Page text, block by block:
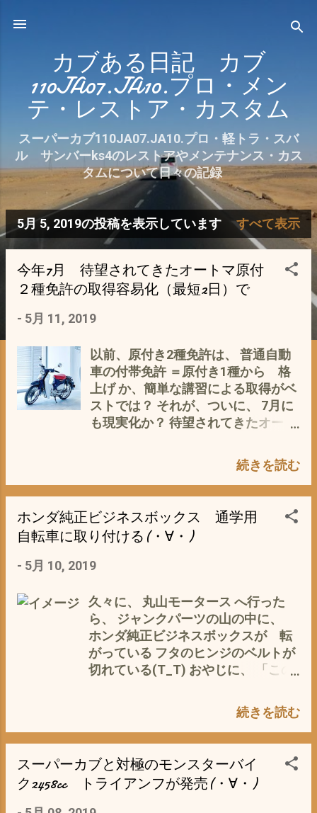
カブある日記 カブ
110JA07.JA10.プロ・メン
テ・レストア・カスタム
スーパーカブ110JA07.JA10.プロ・軽トラ・スバ
ル サンバーks4のレストアやメンテナンス・カス
タムについて日々の記録
投
稿
5月 5, 2019の投稿を表示しています すべて表示
今年7月 待望されてきたオートマ原付
２種免許の取得容易化（最短2日）で
- 5月 11, 2019
以前、原付き2種免許は、 普通自動
車の付帯免許 ＝原付き1種から 格
上げ か、簡単な講習による取得がベ
ストでは？ それが、ついに、 7月に
も現実化か？ 待望されてきたオート
実現されることに 小型二輪免許には
MTとATの二種類があり、今回教習
モンキー125などのミッション車に
乗る場合はMT免許を取得する必要
現行の3日が2日に短縮しただけ で
すが、 それでも、土日に受ければ、
も 乗れる＼(^o^)／ 条件は、 ●1日
の技能教習の上限を1時限引き上げ
る（最大4時限に） ●1日4時限の技
能教習を行う場合、50分の休憩時間
を置く ●普通自動車免許等保有者に
限る もちろん、 クロスカブ110 もこ
べ、 原付二種には下記のように消費
ってのメリット】 ・原付きのように
2段階右折の義務がない ・法定最高
速度が60km/h＝無理なく車の流れ
続きを読む
ホンダ純正ビジネスボックス 通学用
自転車に取り付ける(・∀・)
- 5月 10, 2019
久々に、 丸山モータース へ行った
ら、 ジャンクパーツの山の中に、
ホンダ純正ビジネスボックスが 転
がっている フタのヒンジのベルトが
切れている(T_T) おやじに、 「この
て、聞いたら 「イイぞ〜」って、イ
イ値で＼(^o^)／ で、早速 お持ち帰
このビジネスボックス 何に使うの
か？ と申しますと うちの息子今年
から（中1） 通学用自転車 に before
after なんせ、 今かついで 自転車
続きを読む
スーパーカブと対極のモンスターバイ
ク2458cc トライアンフが発売(・∀・)